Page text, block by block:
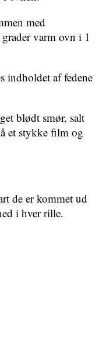
med
varm ovn i 1
indholdet af fedene
blødt smør, salt
et stykke film og
de er kommet ud
i hver rille.